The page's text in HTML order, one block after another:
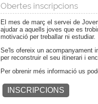
Obertes inscripcions
El mes de març el servei de
ajudar a aquells joves que es
motivació per treballar ni estudiar.
Se'ls ofereix un acompanyament
per reconstruir el seu itinerari i
Per obrenir més informació us
INSCRIPCIONS